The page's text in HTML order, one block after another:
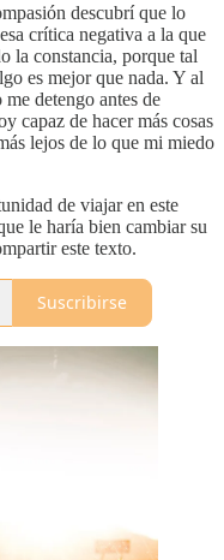
descubrí que lo
crítica negativa a la que
la constancia, porque tal
es mejor que nada. Y al
detengo antes de
capaz de hacer más cosas
lejos de lo que mi miedo
de viajar en este
le haría bien cambiar su
este texto.
Suscribirse